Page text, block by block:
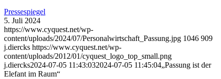
Pressespiegel
5. Juli 2024
https://www.cyquest.net/wp-
content/uploads/2024/07/Personalwirtschaft_Passung.jpg 1046 909
j.diercks https://www.cyquest.net/wp-
content/uploads/2012/01/cyquest_logo_top_small.png
j.diercks2024-07-05 11:43:032024-07-05 11:45:04„Passung ist der
Elefant im Raum“